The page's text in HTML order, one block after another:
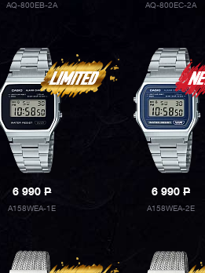
AQ-800EB-2A AQ-800EC-2A
6 990P
A158WEA-1E
6 990 P
A158WEA-2E